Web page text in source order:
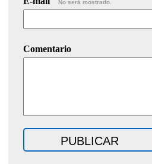
No será mostrado.
Comentario